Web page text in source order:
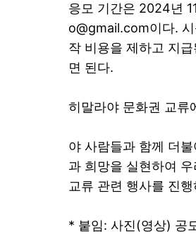
응모 기간은 2024년
o@gmail.com이다.
작 비용을 제하고 지
면 된다.
히말라야 문화권 교류
야 사람들과 함께 더
과 희망을 실현하여
교류 관련 행사를 진
* 붙임: 사진(영상) 공